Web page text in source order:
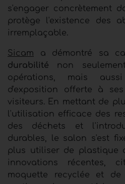
s'engager concrètement
protège l'existence des
irremplaçable.
Sicam a démontré sa
durabilité non
opérations, mais
d'exposition offerte à
visiteurs. En mettant de
l'utilisation efficace des
des déchets et
durables, le salon s'est
plus utiliser de plastique
innovations récentes,
moquette recyclée et